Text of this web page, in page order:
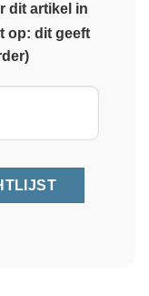
dit artikel in
op: dit geeft